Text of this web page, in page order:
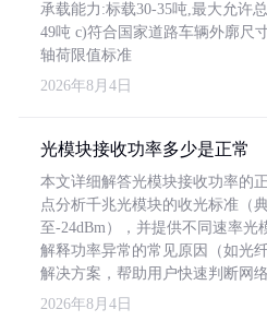
承载能力:标载30-35吨,最大允许
49吨 c)符合国家道路车辆外廓尺
轴荷限值标准
2026年8月4日
光模块接收功率多少是正常
本文详细解答光模块接收功率的
点分析千兆光模块的收光标准（
至-24dBm），并提供不同速率光
解释功率异常的常见原因（如光
解决方案，帮助用户快速判断网
2026年8月4日